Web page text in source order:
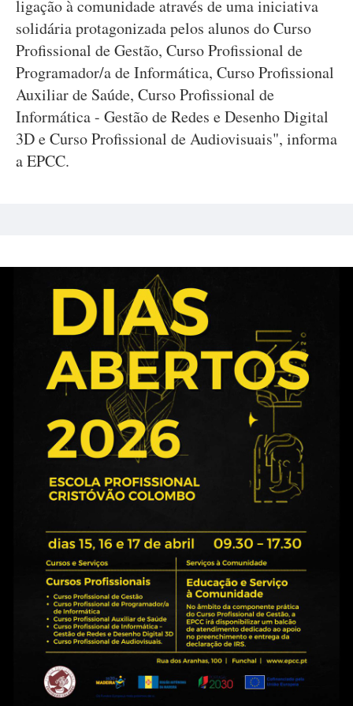
ligação à comunidade através de uma iniciativa
solidária protagonizada pelos alunos do Curso
Profissional de Gestão, Curso Profissional de
Programador/a de Informática, Curso Profissional
Auxiliar de Saúde, Curso Profissional de
Informática - Gestão de Redes e Desenho Digital
3D e Curso Profissional de Audiovisuais", informa
a EPCC.